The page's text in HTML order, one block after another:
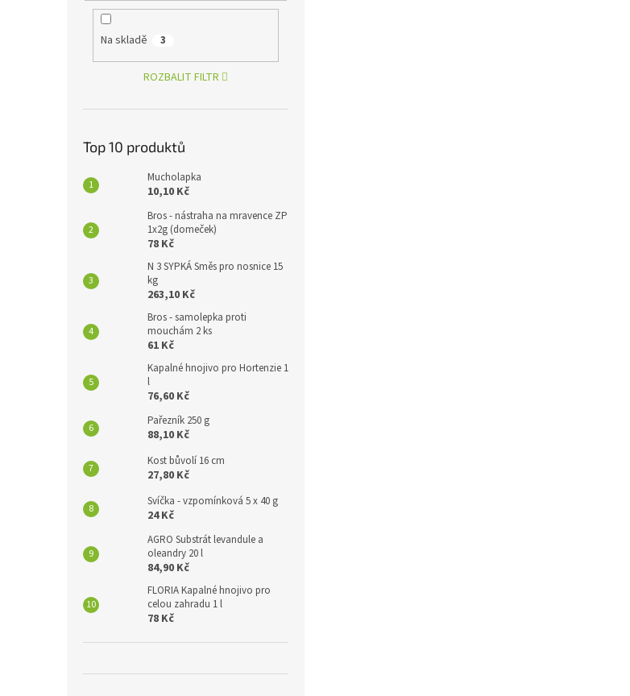
Na skladě 3
ROZBALIT FILTR
Top 10 produktů
Mucholapka
10,10 Kč
Bros - nástraha na mravence ZP
1x2g (domeček)
78 Kč
N 3 SYPKÁ Směs pro nosnice 15
kg
263,10 Kč
Bros - samolepka proti
mouchám 2 ks
61 Kč
Kapalné hnojivo pro Hortenzie 1
l
76,60 Kč
Pařezník 250 g
88,10 Kč
Kost bůvolí 16 cm
27,80 Kč
Svíčka - vzpomínková 5 x 40 g
24 Kč
AGRO Substrát levandule a
oleandry 20 l
84,90 Kč
FLORIA Kapalné hnojivo pro
celou zahradu 1 l
78 Kč